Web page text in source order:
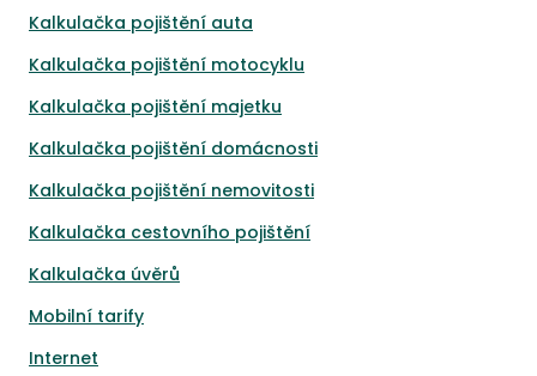
Kalkulačka pojištění auta
Kalkulačka pojištění motocyklu
Kalkulačka pojištění majetku
Kalkulačka pojištění domácnosti
Kalkulačka pojištění nemovitosti
Kalkulačka cestovního pojištění
Kalkulačka úvěrů
Mobilní tarify
Internet